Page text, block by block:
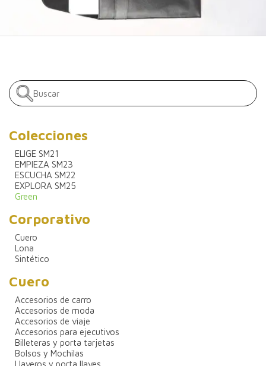
Colecciones
ELIGE SM21
EMPIEZA SM23
ESCUCHA SM22
EXPLORA SM25
Green
Corporativo
Cuero
Lona
Sintético
Cuero
Accesorios de carro
Accesorios de moda
Accesorios de viaje
Accesorios para ejecutivos
Billeteras y porta tarjetas
Bolsos y Mochilas